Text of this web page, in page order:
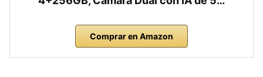
Comprar en Amazon